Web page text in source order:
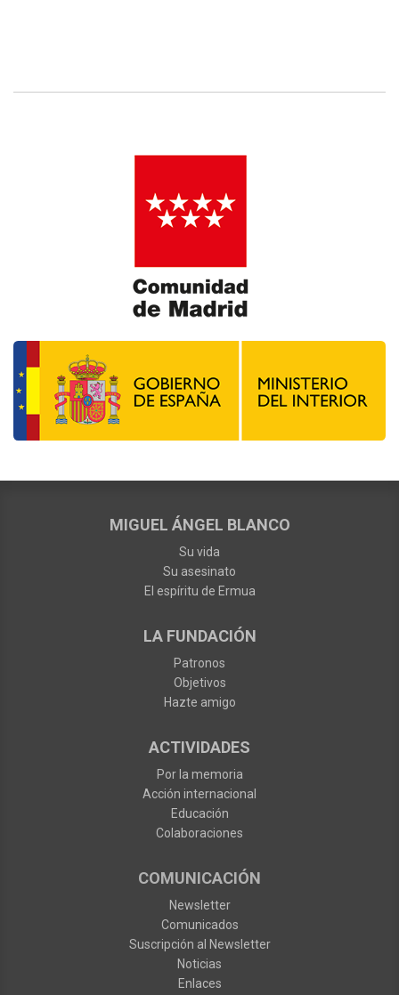
MIGUEL ÁNGEL BLANCO
Su vida
Su asesinato
El espíritu de Ermua
LA FUNDACIÓN
Patronos
Objetivos
Hazte amigo
ACTIVIDADES
Por la memoria
Acción internacional
Educación
Colaboraciones
COMUNICACIÓN
Newsletter
Comunicados
Suscripción al Newsletter
Noticias
Enlaces